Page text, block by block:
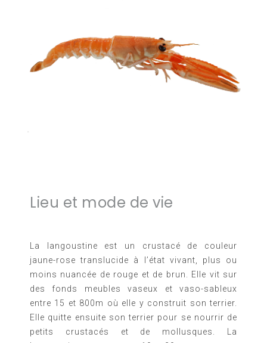
Lieu et mode de vie
La langoustine est un crustacé de couleur
jaune-rose translucide à l’état vivant, plus ou
moins nuancée de rouge et de brun. Elle vit sur
des fonds meubles vaseux et vaso-sableux
entre 15 et 800m où elle y construit son terrier.
Elle quitte ensuite son terrier pour se nourrir de
petits crustacés et de mollusques.
La